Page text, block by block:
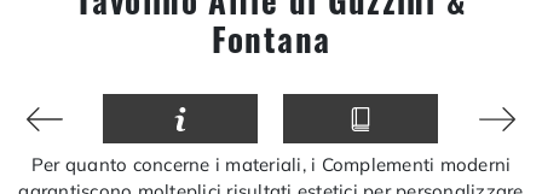
Fontana
Per quanto concerne i materiali, i Complementi moderni